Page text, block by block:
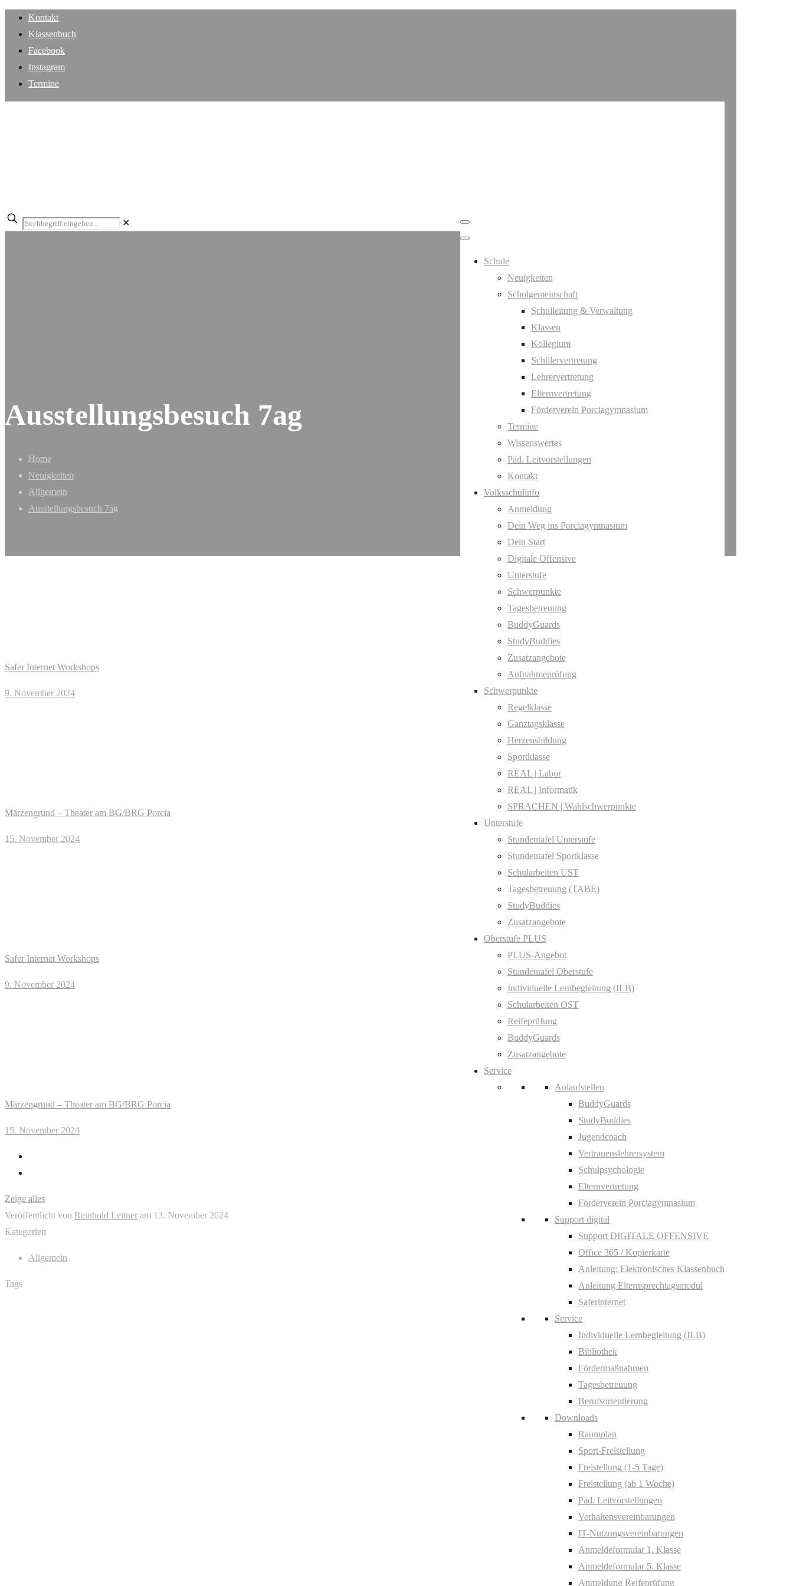
Kontakt
Klassenbuch
Facebook
Instagram
Termine
Schule
Neuigkeiten
Schulgemeinschaft
Schulleitung & Verwaltung
Klassen
Kollegium
Schülervertretung
Lehrervertretung
Elternvertretung
Förderverein Porciagymnasium
Termine
Wissenswertes
Päd. Leitvorstellungen
Kontakt
Volksschulinfo
Anmeldung
Dein Weg ins Porciagymnasium
Dein Start
Digitale Offensive
Unterstufe
Schwerpunkte
Tagesbetreuung
BuddyGuards
StudyBuddies
Zusatzangebote
Aufnahmeprüfung
Schwerpunkte
Regelklasse
Ganztagsklasse
Herzensbildung
Sportklasse
REAL | Labor
REAL | Informatik
SPRACHEN | Wahlschwerpunkte
Unterstufe
Stundentafel Unterstufe
Stundentafel Sportklasse
Schularbeiten UST
Tagesbetreuung (TABE)
StudyBuddies
Zusatzangebote
Oberstufe PLUS
PLUS-Angebot
Stundentafel Oberstufe
Individuelle Lernbegleitung (ILB)
Schularbeiten OST
Reifeprüfung
BuddyGuards
Zusatzangebote
Service
Anlaufstellen
BuddyGuards
StudyBuddies
Jugendcoach
Vertrauenslehrersystem
Schulpsychologie
Elternvertretung
Förderverein Porciagymnasium
Support digital
Support DIGITALE OFFENSIVE
Office 365 / Kopierkarte
Anleitung: Elektronisches Klassenbuch
Anleitung Elternsprechtagsmodul
Saferinternet
Service
Individuelle Lernbegleitung (ILB)
Bibliothek
Fördermaßnahmen
Tagesbetreuung
Berufsorientierung
Downloads
Raumplan
Sport-Freistellung
Freistellung (1-5 Tage)
Freistellung (ab 1 Woche)
Päd. Leitvorstellungen
Verhaltensvereinbarungen
IT-Nutzungsvereinbarungen
Anmeldeformular 1. Klasse
Anmeldeformular 5. Klasse
Anmeldung Reifeprüfung
✕
Ausstellungsbesuch 7ag
Home
Neuigkeiten
Allgemein
Ausstellungsbesuch 7ag
Safer Internet Workshops
9. November 2024
Märzengrund – Theater am BG/BRG Porcia
15. November 2024
Safer Internet Workshops
9. November 2024
Märzengrund – Theater am BG/BRG Porcia
15. November 2024
Zeige alles
Veröffentlicht von Reinhold Leitner am 13. November 2024
Kategorien
Allgemein
Tags